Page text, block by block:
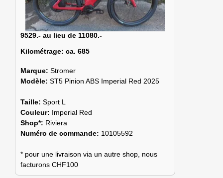
9529.- au lieu de 11080.-
Kilométrage: ca. 685
Marque: Stromer
Modèle: ST5 Pinion ABS Imperial Red 2025
Taille: Sport L
Couleur: Imperial Red
Shop*: Riviera
Numéro de commande: 10105592
* pour une livraison via un autre shop, nous
facturons CHF100